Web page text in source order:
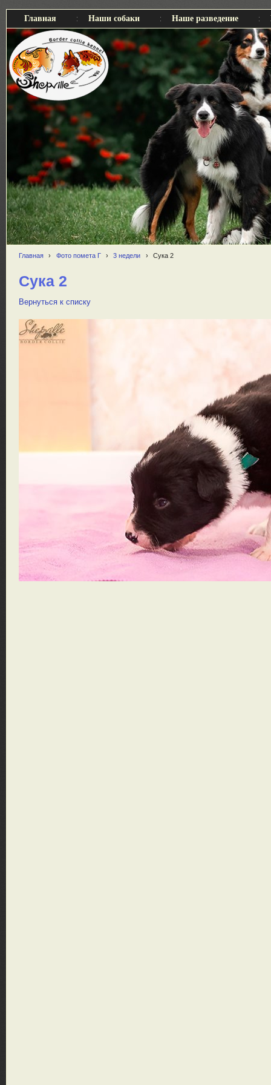
Главная Наши собаки Наше разведение
Главная › Фото помета Г › 3 недели › Сука 2
Сука 2
Вернуться к списку